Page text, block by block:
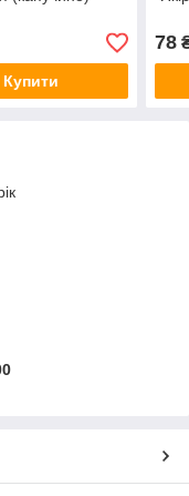
Купити
78